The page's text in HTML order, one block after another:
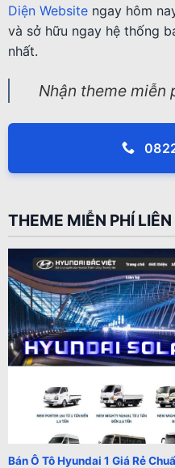
Diện Website ngay hôm
và sở hữu ngay hệ thống
nhất.
Nhận theme miễn
THEME MIỄN PHÍ
Bán Ô Tô Hyundai 1 Giá Rẻ